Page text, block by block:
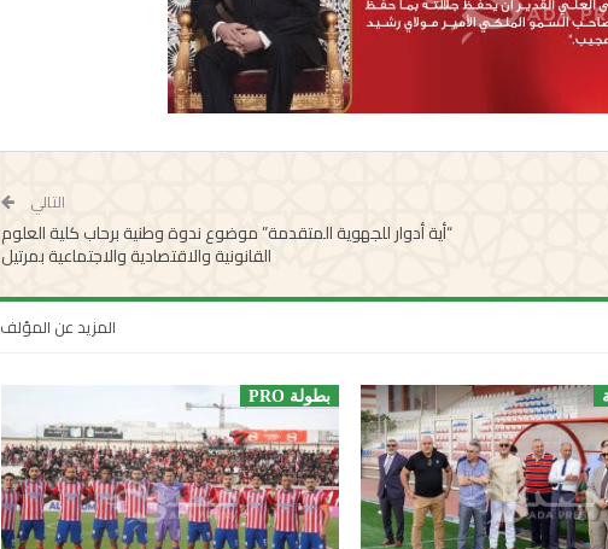
التالي
“أية أدوار للجهوية المتقدمة” موضوع ندوة وطنية برحاب كلية العلوم
القانونية والاقتصادية والاجتماعية بمرتيل
المزيد عن المؤلف
بطولة PRO